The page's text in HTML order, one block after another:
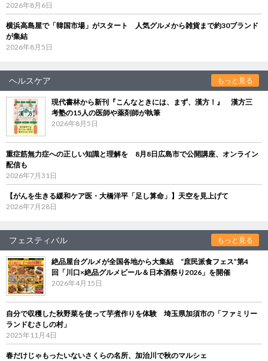
2026年8月6日
横浜高島屋で「韓国市場」がスタート 人気グルメから雑貨まで約30ブランド
が集結
2026年8月5日
ヘルスケア もっと見る
現代書林から新刊『こんなときには、まず、漢方！』 漢方三
考塾の15人の医師や薬剤師が執筆
2026年8月5日
重症筋無力症への正しい知識と理解を 8月8日広島市で公開講座、オンライン
配信も
2026年7月31日
【がんを生きる緩和ケア医・大橋洋平「足し算命」】天空を見上げて
2026年7月28日
フェスティバル もっと見る
絶品屋台グルメが全国各地から大集結 “庶民派食フェス”第4
回「川口×絶品グルメビール＆日本酒祭り2026」を開催
2026年4月15日
自分で収穫した秋野菜を使って芋煮作りを体験 埼玉県加須市の「ファミリー
ランドむさしの村」
2025年11月4日
春だけじゃもったいないさくらの名所、加治川で秋のマルシェ